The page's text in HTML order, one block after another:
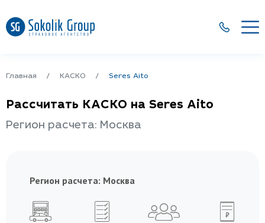
Главная КАСКО Seres Aito
Рассчитать КАСКО на Seres Aito
Регион расчета: Москва
Регион расчета: Москва